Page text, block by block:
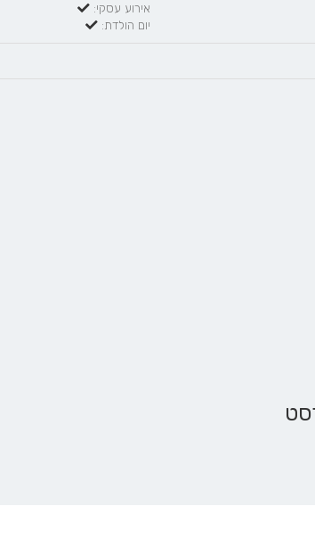
אירוע עסקי:
יום הולדת: